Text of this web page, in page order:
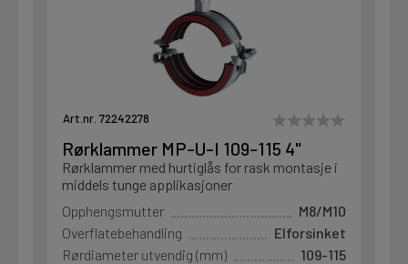
Art.nr. 72242278
Rørklammer MP-U-I 109-115 4"
Rørklammer med hurtiglås for rask montasje i
middels tunge applikasjoner
Opphengsmutter
M8/M10
Overflatebehandling
Elforsinket
Rørdiameter utvendig (mm)
109-115